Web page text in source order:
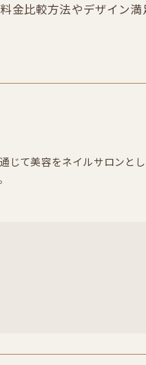
金比較方法やデザイン
じて美容をネイルサロンと